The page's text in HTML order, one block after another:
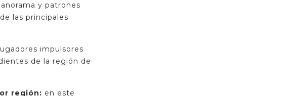
y patrones
las principales
impulsores
de la región de
región: en este